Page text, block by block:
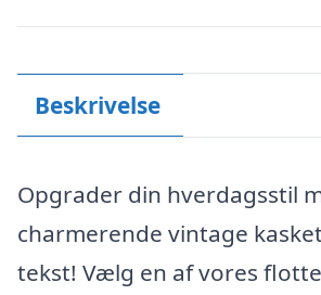
Beskrivelse
Opgrader din hverdagsstil
charmerende vintage
tekst! Vælg en af vores